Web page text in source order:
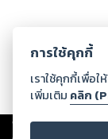
Copyright ©2026
การใช้คุกกี้
เราใช้คุกกี้เพื่อ
เพิ่มเติม คลิก